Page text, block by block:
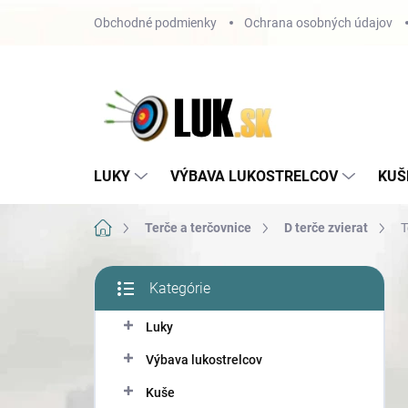
Obchodné podmienky Ochrana osobných údajov
LUKY VÝBAVA LUKOSTRELCOV
DomovTerče a terčovnice D terče zvierat
B
č
kategórie
Kategórie
Luky
Výbava lukostrelcov
Kuše